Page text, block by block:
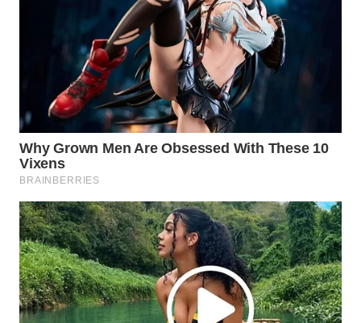
WAHANANEWS
ID
WAHANANEWS
CO ID
NET
WAHANA
SPORT
WAHANA